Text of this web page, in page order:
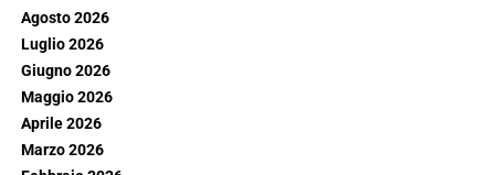
Agosto 2026
Luglio 2026
Giugno 2026
Maggio 2026
Aprile 2026
Marzo 2026